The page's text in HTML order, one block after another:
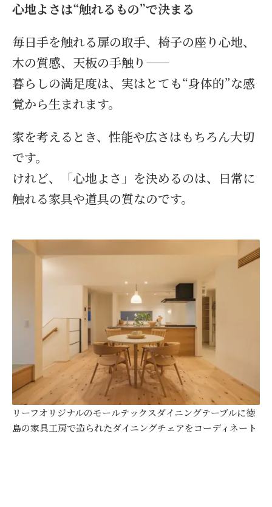
心地よさは“触れるもの”で決まる
毎日手を触れる扉の取手、椅子の座り心地、
木の質感、天板の手触り——
暮らしの満足度は、実はとても“身体的”な感
覚から生まれます。
家を考えるとき、性能や広さはもちろん大切
です。
けれど、「心地よさ」を決めるのは、日常に
触れる家具や道具の質なのです。
リーフオリジナルのモールテックスダイニングテーブルに徳
島の家具工房で造られたダイニングチェアをコーディネート